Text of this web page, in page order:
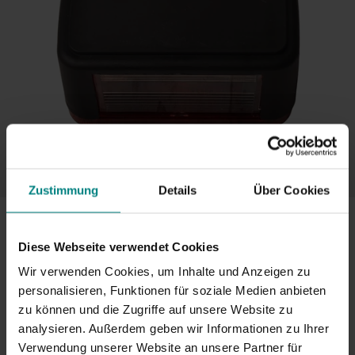
Zustimmung Details Über Cookies
Diese Webseite verwendet Cookies
Wir verwenden Cookies, um Inhalte und Anzeigen zu
personalisieren, Funktionen für soziale Medien anbieten
zu können und die Zugriffe auf unsere Website zu
analysieren. Außerdem geben wir Informationen zu Ihrer
Verwendung unserer Website an unsere Partner für
Marke:Cantonal
€4,95 Inkl. MwSt